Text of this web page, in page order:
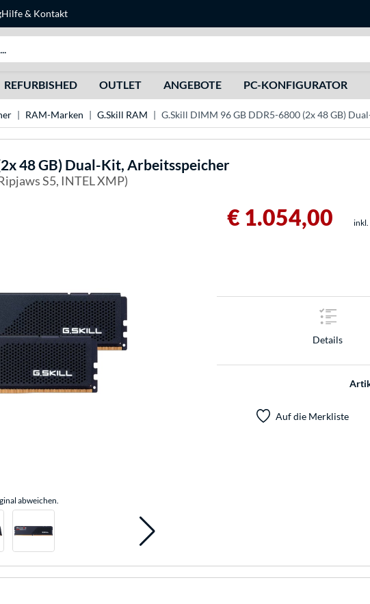
Hilfe& Kontakt
REFURBISHED OUTLET ANGEBOTE PC-KONFIGURATOR
RAM-Marken G.Skill RAM G.Skill DIMM 96 GB DDR5-6800 (2x 48 GB)
48 GB) Dual-Kit, Arbeitsspeicher
S5, INTEL XMP)
abweichen.
€ 1.054,00 inkl.
Details
Auf die Merkliste